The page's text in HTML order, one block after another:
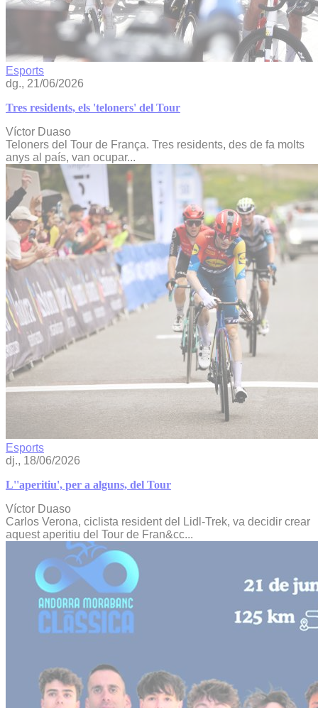
Esports
dg., 21/06/2026
Tres residents, els 'teloners' del Tour
Víctor Duaso
Teloners del Tour de França. Tres residents, des de fa molts
anys al país, van ocupar...
Esports
dj., 18/06/2026
L''aperitiu', per a alguns, del Tour
Víctor Duaso
Carlos Verona, ciclista resident del Lidl-Trek, va decidir crear
aquest aperitiu del Tour de Fran&cc...